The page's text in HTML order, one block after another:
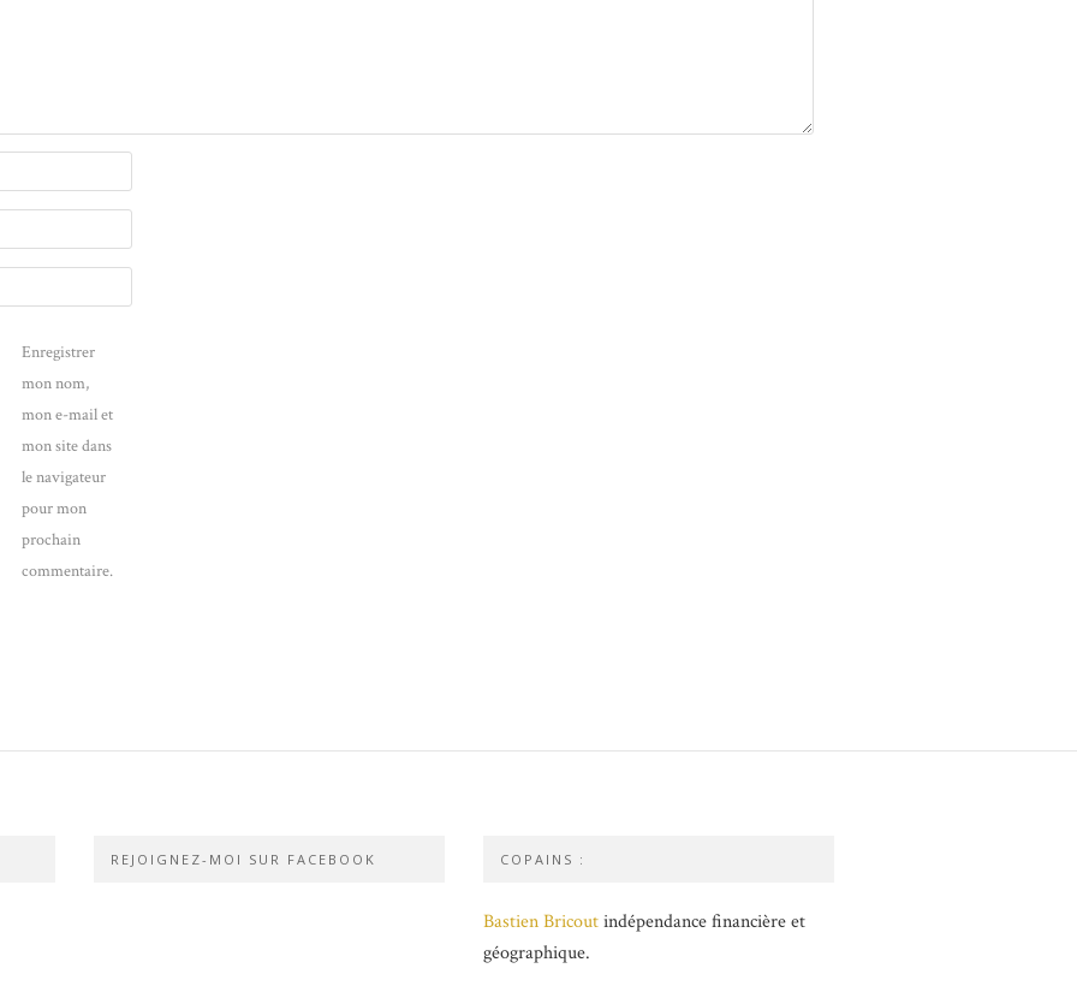
Enregistrer
mon nom,
mon e-mail et
mon site dans
le navigateur
pour mon
prochain
commentaire.
REJOIGNEZ-MOI SUR FACEBOOK COPAINS :
Bastien Bricoutindépendance financière et
géographique.